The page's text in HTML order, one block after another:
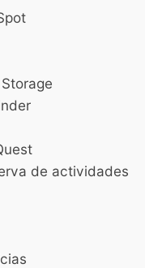
de actividades